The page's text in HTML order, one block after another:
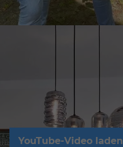
YouTube-Video laden